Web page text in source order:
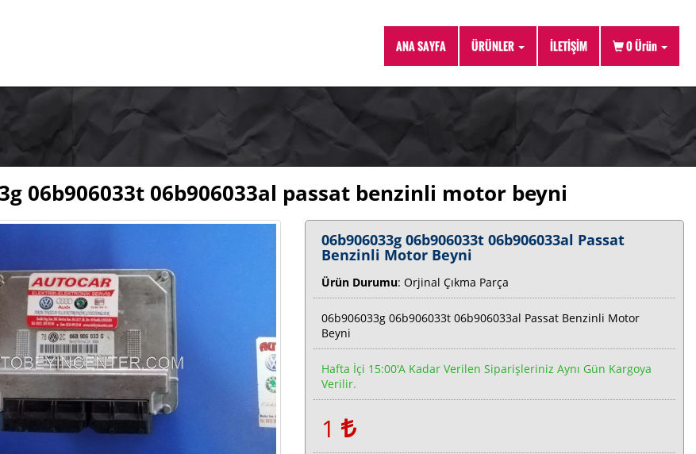
ANA SAYFA ÜRÜNLER İLETİŞİM 0Ürün
06b906033t 06b906033al passat benzinli motor beyni
06b906033g 06b906033t 06b906033al Passat
Benzinli Motor Beyni
Ürün Durumu: Orjinal Çıkma Parça
06b906033g 06b906033t 06b906033al Passat Benzinli Motor
Beyni
Hafta İçi 15:00'a Kadar Verilen Siparişleriniz Aynı Gün Kargoya
Verilir.
1